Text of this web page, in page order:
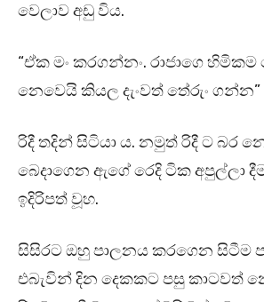
වෙලාව අඩු විය.
“ඒක මං කරගන්නං. රාජාගෙ
නෙවෙයි කියල දැංවත් තේරුං ගන්න”
රිදී තදින් සිටියා ය. නමුත් රිදී ට බර
බෙදාගෙන ඇගේ රෙදි ටික අපුල්ලා
ඉදිරිපත් වූහ.
සිසිරට ඔහු පාලනය කරගෙන සිටීම
එබැවින් දින දෙකකට පසු කාටවත්